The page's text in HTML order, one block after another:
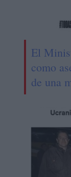
El
como
de una